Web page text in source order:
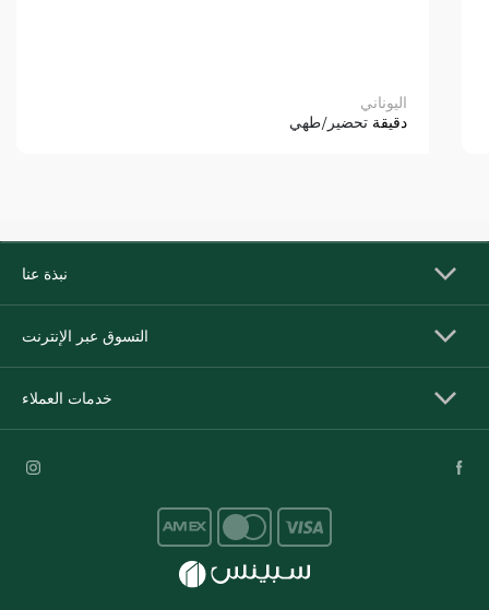
اليوناني
دقيقة تحضير/طهي
نبذة عنا
التسوق عبر الإنترنت
خدمات العملاء